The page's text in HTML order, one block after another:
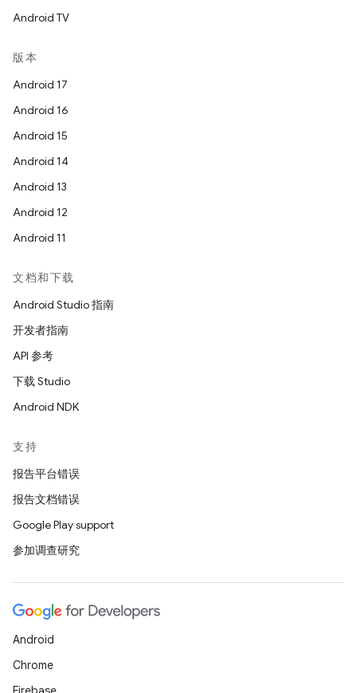
Android TV
版本
Android 17
Android 16
Android 15
Android 14
Android 13
Android 12
Android 11
文档和下载
Android Studio 指南
开发者指南
API 参考
下载 Studio
Android NDK
支持
报告平台错误
报告文档错误
Google Play support
参加调查研究
Android
Chrome